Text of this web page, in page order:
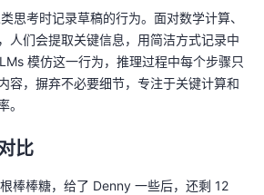
思考时记录草稿的行为。面对数学计算、
人们会提取关键信息，用简洁方式记录中
模仿这一行为，推理过程中每个步骤只
容，摒弃不必要细节，专注于关键计算和
。
比
棒棒糖，给了 Denny 一些后，还剩 12